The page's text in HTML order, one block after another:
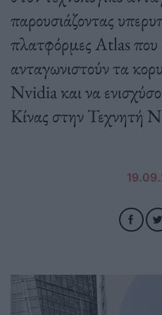
παρουσιάζοντας
πλατφόρμες Atlas που
ανταγωνιστούν τα
Nvidia και να
Κίνας στην Τεχνητή